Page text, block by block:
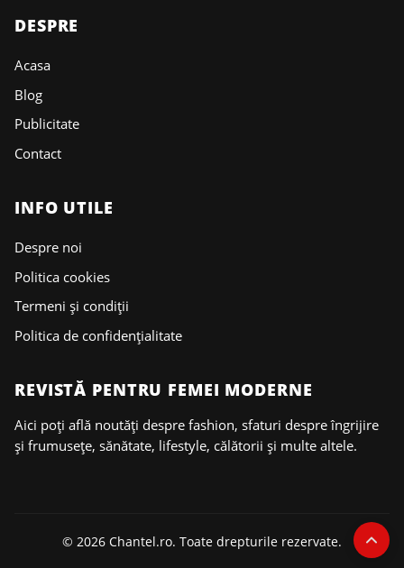
DESPRE
Acasa
Blog
Publicitate
Contact
INFO UTILE
Despre noi
Politica cookies
Termeni și condiții
Politica de confidențialitate
REVISTĂ PENTRU FEMEI MODERNE
Aici poți află noutăți despre fashion, sfaturi despre îngrijire
și frumusețe, sănătate, lifestyle, călătorii și multe altele.
© 2026 Chantel.ro. Toate drepturile rezervate.